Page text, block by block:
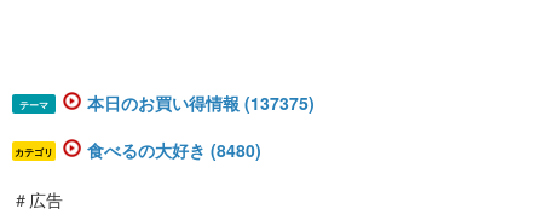
テーマ 本日のお買い得情報 (137375)
カテゴリ 食べるの大好き (8480)
＃広告